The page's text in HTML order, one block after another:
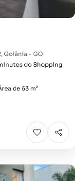
Goiânia - GO
do Shopping
de 63 m²